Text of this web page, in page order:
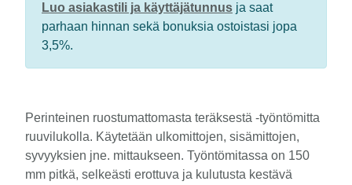
Luo asiakastili ja käyttäjätunnus ja saat
parhaan hinnan sekä bonuksia ostoistasi jopa
3,5%.
Perinteinen ruostumattomasta teräksestä -työntömitta
ruuvilukolla. Käytetään ulkomittojen, sisämittojen,
syvyyksien jne. mittaukseen. Työntömitassa on 150
mm pitkä, selkeästi erottuva ja kulutusta kestävä